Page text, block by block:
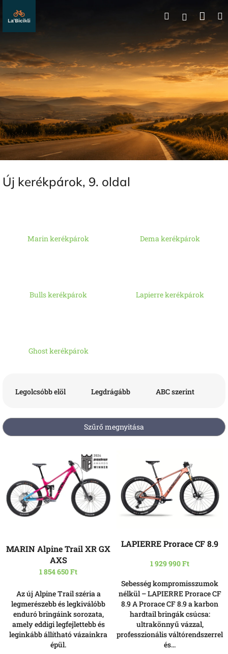
tartalomhoz
Keresés
Új kerékpárok, 9. oldal
Marin kerékpárok Dema kerékpárok
Bulls kerékpárok Lapierre kerékpárok
Ghost kerékpárok
é
k
n
d
s
Legolcsóbb elöl Legdrágább ABC szerint
Szűrő megnyitása
m
é
k
MARIN Alpine Trail XR GX
AXS
1 854 650 Ft
Az új Alpine Trail széria a
legmerészebb és legkiválóbb
enduró bringáink sorozata,
amely eddigi legfejlettebb és
leginkább állítható vázainkra
épül.
LAPIERRE Prorace CF 8.9
1 929 990 Ft
Sebesség kompromisszumok
nélkül – LAPIERRE Prorace CF
8.9 A Prorace CF 8.9 a karbon
hardtail bringák csúcsa:
ultrakönnyű vázzal,
professzionális váltórendszerrel
és...